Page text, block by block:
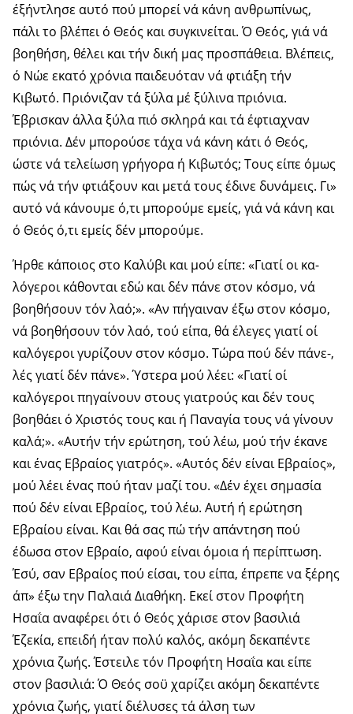
έξήντλησε αυτό πού μπορεί νά κάνη ανθρωπίνως,
πάλι το βλέπει ό Θεός και συγκινείται. Ό Θεός, γιά νά
βοηθήση, θέλει και τήν δική μας προσπάθεια. Βλέπεις,
ό Νώε εκατό χρόνια παιδευόταν νά φτιάξη τήν
Κιβωτό. Πριόνιζαν τά ξύλα μέ ξύλινα πριόνια.
Έβρισκαν άλλα ξύλα πιό σκληρά και τά έφτιαχναν
πριόνια. Δέν μπορούσε τάχα νά κάνη κάτι ό Θεός,
ώστε νά τελείωση γρήγορα ή Κιβωτός; Τους είπε όμως
πώς νά τήν φτιάξουν και μετά τους έδινε δυ­νάμεις. Γι»
αυτό νά κάνουμε ό,τι μπορούμε εμείς, γιά νά κάνη και
ό Θεός ό,τι εμείς δέν μπορούμε.
Ήρθε κάποιος στο Καλύβι και μού είπε: «Γιατί οι κα­
λόγεροι κάθονται εδώ και δέν πάνε στον κόσμο, νά
βοη­θήσουν τόν λαό;». «Αν πήγαιναν έξω στον κόσμο,
νά βοη­θήσουν τόν λαό, τού είπα, θά έλεγες γιατί οί
καλόγεροι γυρίζουν στον κόσμο. Τώρα πού δέν πάνε-,
λές γιατί δέν πάνε». Ύστερα μού λέει: «Γιατί οί
καλόγεροι πηγαίνουν στους γιατρούς και δέν τους
βοηθάει ό Χριστός τους και ή Παναγία τους νά γίνουν
καλά;». «Αυτήν τήν ερώτηση, τού λέω, μού τήν έκανε
και ένας Εβραίος γιατρός». «Αυτός δέν είναι Εβραίος»,
μού λέει ένας πού ήταν μαζί του. «Δέν έχει σημασία
πού δέν είναι Εβραίος, τού λέω. Αυτή ή ερώ­τηση
Εβραίου είναι. Και θά σας πώ τήν απάντηση πού
έδωσα στον Εβραίο, αφού είναι όμοια ή περίπτωση.
Έσύ, σαν Εβραίος πού είσαι, του είπα, έπρεπε να ξέρης
άπ» έξω την Παλαιά Διαθήκη. Εκεί στον Προφήτη
Ησαΐα αναφέ­ρει ότι ό Θεός χάρισε στον βασιλιά
Έζεκία, επειδή ήταν πολύ καλός, ακόμη δεκαπέντε
χρόνια ζωής. Έστειλε τόν Προφήτη Ησαΐα και είπε
στον βασιλιά: Ό Θεός σοϋ χα­ρίζει ακόμη δεκαπέντε
χρόνια ζωής, γιατί διέλυσες τά άλση των